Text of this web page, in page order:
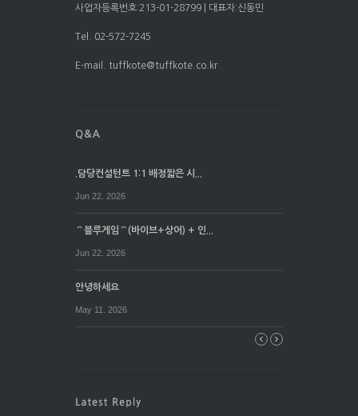
사업자등록번호:213-01-28799 | 대표자:신동민
Tel. 02-572-7245
E-mail. tuffkote@tuffkote.co.kr
.담당컨설턴트 1:1 배정짧은 시...
Jun 22. 2026
⌒블루게임⌒(바이브+상어) + 인...
Jun 22. 2026
안녕하세요
May 11. 2026